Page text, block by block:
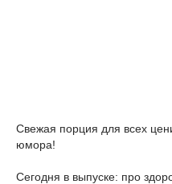
Свежая порция для всех
юмора!
Сегодня в выпуске: про